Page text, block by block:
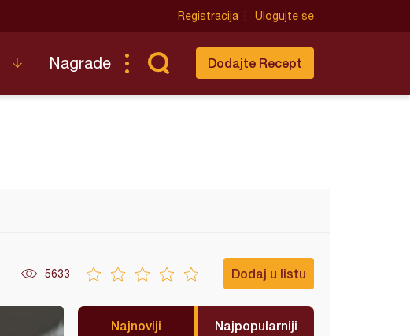
Registracija Ulogujte se
Nagrade Dodajte Recept
5633 Dodaj u listu
Najnoviji Najpopularniji